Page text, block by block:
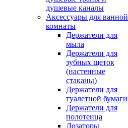
душевые каналы
Аксессуары для ванной
комнаты
Держатели для
мыла
Держатели для
зубных щеток
(настенные
стаканы)
Держатели для
туалетной бумаги
Держатели для
полотенца
Дозаторы